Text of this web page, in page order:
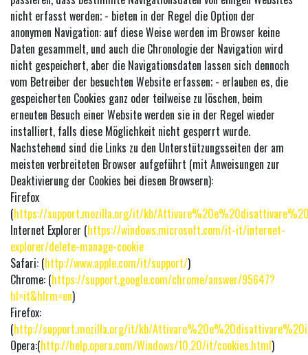
nicht erfasst werden; - bieten in der Regel die Option der
anonymen Navigation: auf diese Weise werden im Browser keine
Daten gesammelt, und auch die Chronologie der Navigation wird
nicht gespeichert, aber die Navigationsdaten lassen sich dennoch
vom Betreiber der besuchten Website erfassen; - erlauben es, die
gespeicherten Cookies ganz oder teilweise zu löschen, beim
erneuten Besuch einer Website werden sie in der Regel wieder
installiert, falls diese Möglichkeit nicht gesperrt wurde.
Nachstehend sind die Links zu den Unterstützungsseiten der am
meisten verbreiteten Browser aufgeführt (mit Anweisungen zur
Deaktivierung der Cookies bei diesen Browsern):
Firefox
(https://support.mozilla.org/it/kb/
Internet Explorer (https://windows.microsoft.com/it-it/internet-
explorer/delete-manage-cookie
Safari: (http://www.apple.com/it/support/)
Chrome: (https://support.google.com/chrome/answer/95647?
hl=it&hlrm=en)
Firefox:
(http://support.mozilla.org/it/kb/
Opera:(http://help.opera.com/Windows/10.20/it/cookies.html)